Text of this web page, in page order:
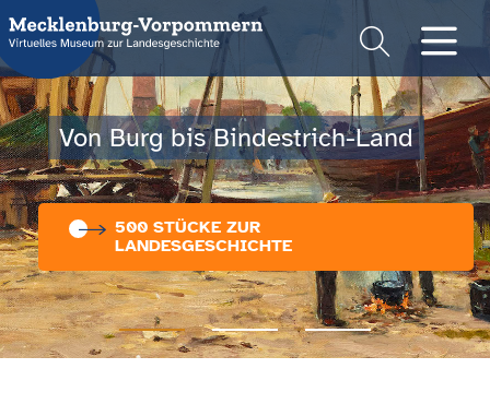
Suche
Von Burg bis Bindestrich-Land
500 STÜCKE ZUR
LANDESGESCHICHTE